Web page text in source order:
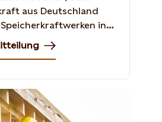
aus Deutschland
in